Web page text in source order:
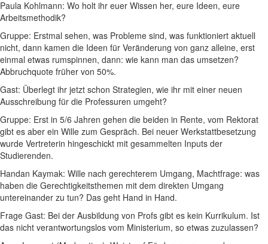
Paula Kohlmann: Wo holt ihr euer Wissen her, eure Ideen, eure
Arbeitsmethodik?
Gruppe: Erstmal sehen, was Probleme sind, was funktioniert aktuell
nicht, dann kamen die Ideen für Veränderung von ganz alleine, erst
einmal etwas rumspinnen, dann: wie kann man das umsetzen?
Abbruchquote früher von 50%.
Gast: Überlegt ihr jetzt schon Strategien, wie ihr mit einer neuen
Ausschreibung für die Professuren umgeht?
Gruppe: Erst in 5/6 Jahren gehen die beiden in Rente, vom Rektorat
gibt es aber ein Wille zum Gespräch. Bei neuer Werkstattbesetzung
wurde Vertreterin hingeschickt mit gesammelten Inputs der
Studierenden.
Handan Kaymak: Wille nach gerechterem Umgang, Machtfrage: was
haben die Gerechtigkeitsthemen mit dem direkten Umgang
untereinander zu tun? Das geht Hand in Hand.
Frage Gast: Bei der Ausbildung von Profs gibt es kein Kurrikulum. Ist
das nicht verantwortungslos vom Ministerium, so etwas zuzulassen?